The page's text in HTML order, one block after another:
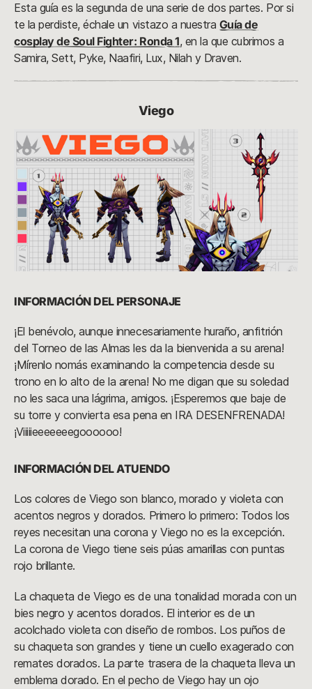
Esta guía es la segunda de una serie de dos partes. Por si
te la perdiste, échale un vistazo a nuestra Guía de
cosplay de Soul Fighter: Ronda 1, en la que cubrimos a
Samira, Sett, Pyke, Naafiri, Lux, Nilah y Draven.
Viego
INFORMACIÓN DEL PERSONAJE
¡El benévolo, aunque innecesariamente huraño, anfitrión
del Torneo de las Almas les da la bienvenida a su arena!
¡Mírenlo nomás examinando la competencia desde su
trono en lo alto de la arena! No me digan que su soledad
no les saca una lágrima, amigos. ¡Esperemos que baje de
su torre y convierta esa pena en IRA DESENFRENADA!
¡Viiiiieeeeeeegoooooo!
INFORMACIÓN DEL ATUENDO
Los colores de Viego son blanco, morado y violeta con
acentos negros y dorados. Primero lo primero: Todos los
reyes necesitan una corona y Viego no es la excepción.
La corona de Viego tiene seis púas amarillas con puntas
rojo brillante.
La chaqueta de Viego es de una tonalidad morada con un
bies negro y acentos dorados. El interior es de un
acolchado violeta con diseño de rombos. Los puños de
su chaqueta son grandes y tiene un cuello exagerado con
remates dorados. La parte trasera de la chaqueta lleva un
emblema dorado. En el pecho de Viego hay un ojo